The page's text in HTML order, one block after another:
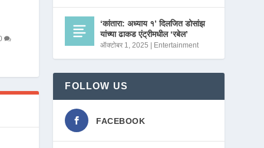
‘कांतारा: अध्याय १’ दिलजित डोसांझ
यांच्या ढाकड एंट्रीमधील ‘रबेल’
ऑक्टोबर 1, 2025 Entertainment
FOLLOW US
FACEBOOK